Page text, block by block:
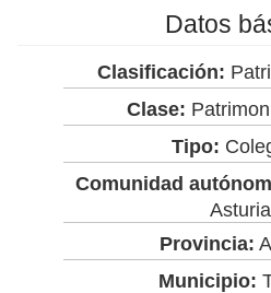
Datos
Clasificación:
Clase:
Tipo:
Comunidad
Provincia:
Municipio: